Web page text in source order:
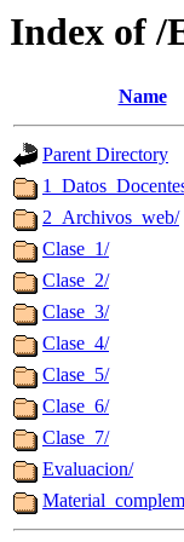
Index of /
Name
Parent Directory
2_Archivos_web/
Clase_1/
Clase_2/
Clase_3/
Clase_4/
Clase_5/
Clase_6/
Clase_7/
Evaluacion/